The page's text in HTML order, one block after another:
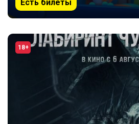
Есть билеты
18+